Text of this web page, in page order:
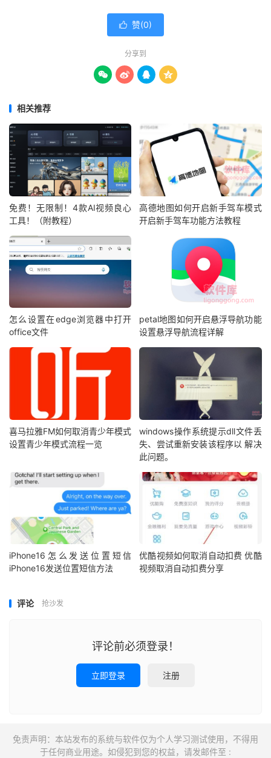
 赞(0)
分享到
   
相关推荐
免费！无限制！4款AI视频良心
工具！（附教程）
高德地图如何开启新手驾车模式
开启新手驾车功能方法教程
怎么设置在edge浏览器中打开
office文件
petal地图如何开启悬浮导航功能
设置悬浮导航流程详解
喜马拉雅FM如何取消青少年模式
设置青少年模式流程一览
windows操作系统提示dll文件丢
失、尝试重新安装该程序以 解决
此问题。
iPhone16怎么发送位置短信
iPhone16发送位置短信方法
优酷视频如何取消自动扣费 优酷
视频取消自动扣费分享
评论 抢沙发
评论前必须登录！
立即登录 注册
免责声明：本站发布的系统与软件仅为个人学习测试使用，不得用
于任何商业用途。如侵犯到您的权益，请发邮件至 :